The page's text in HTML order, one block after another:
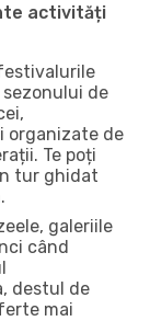
activități
de
organizate de
Te poți
tur ghidat
galeriile
când
destul de
mai